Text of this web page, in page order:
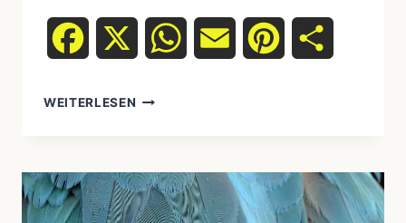
Facebook WhatsAppEmail Pinterest
WEITERLESEN DIE
UREINWOHNER:
VERBORGENE
BOTSCHAFTEN